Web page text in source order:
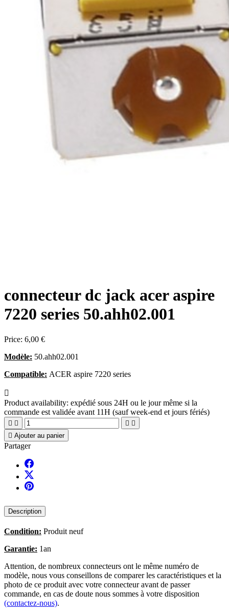
connecteur dc jack acer aspire
7220 series 50.ahh02.001
Price: 6,00 €
Modèle: 50.ahh02.001
Compatible: ACER aspire 7220 series

Product availability: expédié sous 24H ou le jour même si la
commande est validée avant 11H (sauf week-end et jours fériés)
   
 Ajouter au panier
Partager
Description
Condition: Produit neuf
Garantie: 1an
Attention, de nombreux connecteurs ont le même numéro de
modèle, nous vous conseillons de comparer les caractéristiques et la
photo de ce produit avec votre connecteur avant de passer
commande, en cas de doute nous sommes à votre disposition
(contactez-nous).